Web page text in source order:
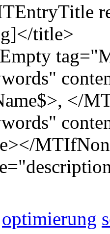
title>
</
optimierung